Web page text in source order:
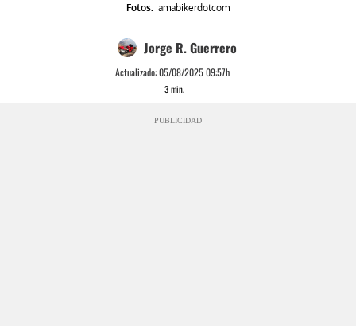
Fotos: iamabikerdotcom
Jorge R. Guerrero
Actualizado:05/08/2025 09:57h
3min.
PUBLICIDAD